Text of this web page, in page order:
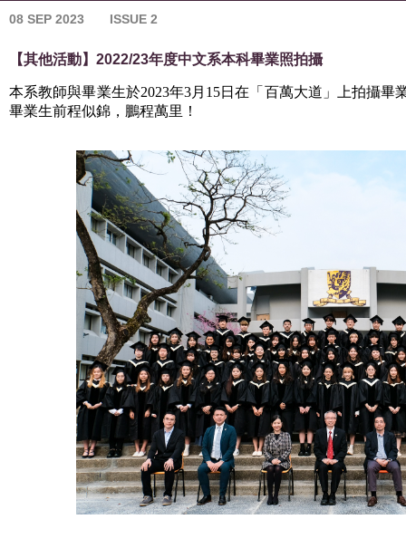
08 SEP 2023 ISSUE 2
【其他活動】2022/23年度中文系本科畢業照拍攝
本系教師與畢業生於2023年3月15日在「百萬大道」上拍攝
畢業生前程似錦，鵬程萬里！